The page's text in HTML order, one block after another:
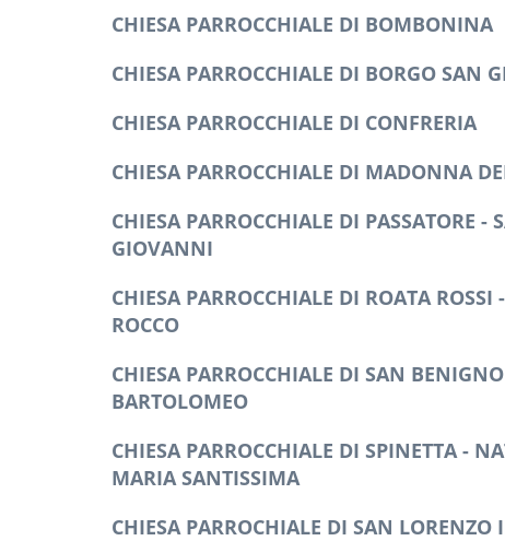
CHIESA PARROCCHIALE DI BOMBONINA
CHIESA PARROCCHIALE DI BORGO SAN
CHIESA PARROCCHIALE DI CONFRERIA
CHIESA PARROCCHIALE DI MADONNA
CHIESA PARROCCHIALE DI PASSATORE -
GIOVANNI
CHIESA PARROCCHIALE DI ROATA ROSSI
ROCCO
CHIESA PARROCCHIALE DI SAN
BARTOLOMEO
CHIESA PARROCCHIALE DI SPINETTA -
MARIA SANTISSIMA
CHIESA PARROCHIALE DI SAN LORENZO